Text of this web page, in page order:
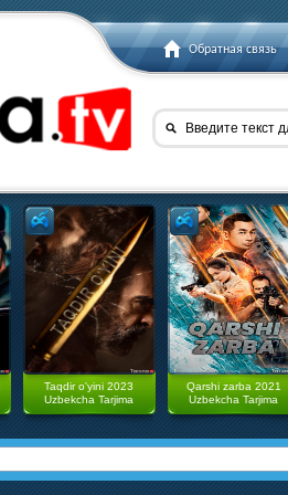
Обратная связь
Введите текст
Taqdir o'yini 2023
Uzbekcha Tarjima
Qarshi zarba 2021
Uzbekcha Tarjima